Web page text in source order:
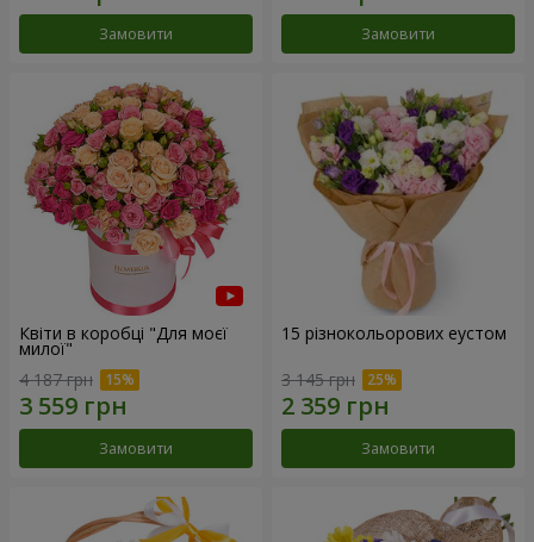
Замовити Замовити
Квіти в коробці "Для моєї
милої"
4 187 грн
Замовити
15 різнокольорових еустом
3 145 грн
Замовити